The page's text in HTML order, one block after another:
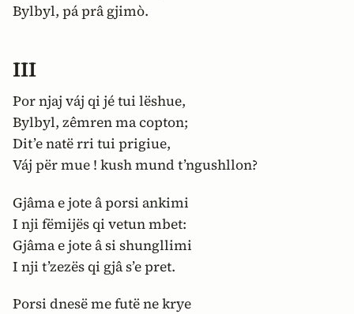
Bylbyl, pá prâ gjimò.
III
Por njaj váj qi jé tui lëshue,
Bylbyl, zêmren ma copton;
Dit’e natë rri tui prigiue,
Váj për mue ! kush mund t’ngushllon?
Gjâma e jote â porsi ankimi
I nji fëmijës qi vetun mbet:
Gjâma e jote â si shungllimi
I nji t’zezës qi gjâ s’e pret.
Porsi dnesë me futë ne krye